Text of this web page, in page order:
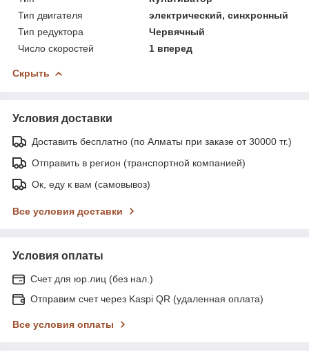
Тип двигателя
электрический, синхронный
Тип редуктора
Червячный
Число скоростей
1 вперед
Скрыть
Условия доставки
Доставить бесплатно (по Алматы при заказе от 30000 тг.)
Отправить в регион (транспортной компанией)
Ок, еду к вам (самовывоз)
Все условия доставки
Условия оплаты
Счет для юр.лиц (без нал.)
Отправим счет через Kaspi QR (удаленная оплата)
Все условия оплаты